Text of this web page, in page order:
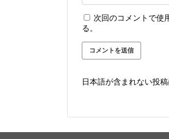
次回のコメントで使
る。
日本語が含まれない投